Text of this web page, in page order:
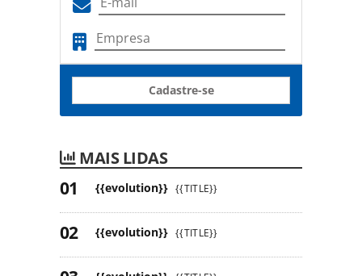
Cadastre-se
MAIS LIDAS
{{evolution}} {{TITLE}}
{{evolution}} {{TITLE}}